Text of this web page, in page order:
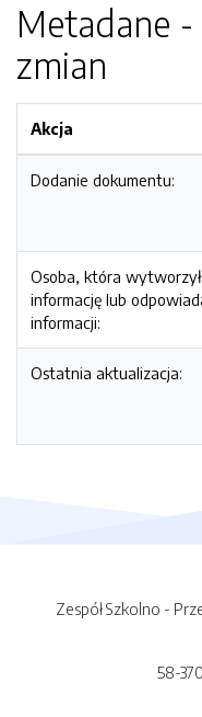
Metadane
zmian
Akcja
Dodanie dokumentu:
Osoba, która
informację lub
informacji:
Ostatnia aktualizacja:
Zespół Szkolno -
58-